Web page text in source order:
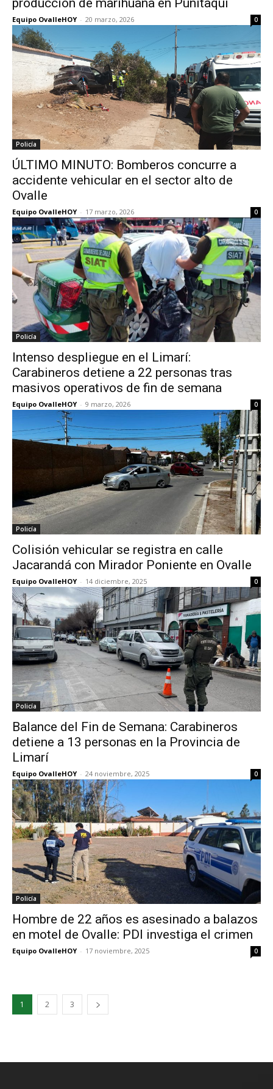
producción de marihuana en Punitaqui
Equipo OvalleHOY - 20 marzo, 2026 0
Policía
ÚLTIMO MINUTO: Bomberos concurre a
accidente vehicular en el sector alto de
Ovalle
Equipo OvalleHOY - 17 marzo, 2026 0
Policía
Intenso despliegue en el Limarí:
Carabineros detiene a 22 personas tras
masivos operativos de fin de semana
Equipo OvalleHOY - 9 marzo, 2026 0
Policía
Colisión vehicular se registra en calle
Jacarandá con Mirador Poniente en Ovalle
Equipo OvalleHOY - 14 diciembre, 2025 0
Policía
Balance del Fin de Semana: Carabineros
detiene a 13 personas en la Provincia de
Limarí
Equipo OvalleHOY - 24 noviembre, 2025 0
Policía
Hombre de 22 años es asesinado a balazos
en motel de Ovalle: PDI investiga el crimen
Equipo OvalleHOY - 17 noviembre, 2025 0
1 2 3